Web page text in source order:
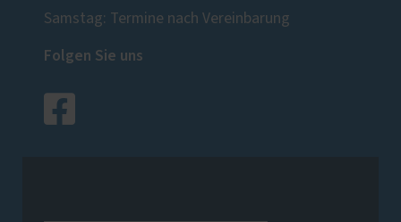
Samstag: Termine nach Vereinbarung
Folgen Sie uns